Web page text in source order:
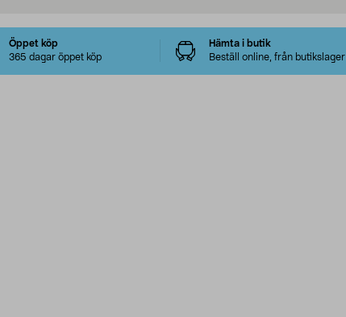
Öppet köp
365 dagar öppet köp
Hämta i butik
Beställ online, från butikslager